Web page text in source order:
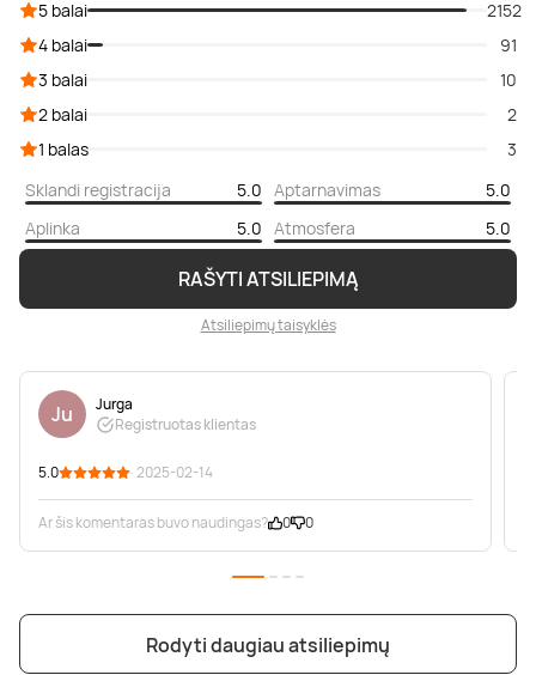
RAŠYTI ATSILIEPIMĄ
Atsiliepimų taisyklės
5 balai
2152
4 balai
91
3 balai
10
2 balai
2
1 balas
3
Sklandi registracija
5.0 Aptarnavimas
5.0
Aplinka
5.0 Atmosfera 5.0
Ju
Jurga
Registruotas klientas
5.0 · 2025-02-14
Ar šis komentaras buvo naudingas? 0 0
Rodyti daugiau atsiliepimų